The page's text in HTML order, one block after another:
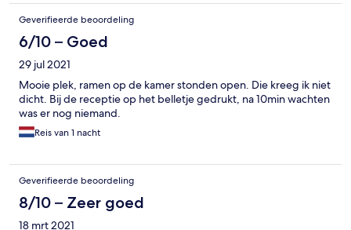
Geverifieerde beoordeling
6/10 – Goed
29 jul 2021
Mooie plek, ramen op de kamer stonden open. Die kreeg ik niet
dicht. Bij de receptie op het belletje gedrukt, na 10min wachten
was er nog niemand.
Reis van 1 nacht
Geverifieerde beoordeling
8/10 – Zeer goed
18 mrt 2021